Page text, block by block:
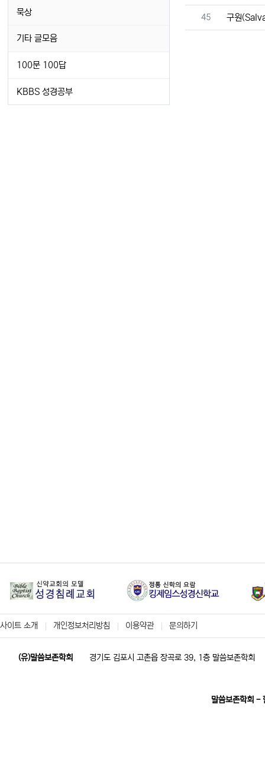
번호
45 구원
묵상
기타 글모음
100문 100답
KBBS 성경공부
사이트 소개 개인정보처리방침 이용약관 문의하기
(유)말씀보존학회 경기도 김포시 고촌읍 장곡로 39, 1층 말씀보존학회
말씀보존학회 -